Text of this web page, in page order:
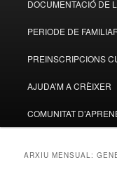
al
contingut
al
contingut
DOCUMENTACIÓ DE
PERIODE DE
PREINSCRIPCIONS
AJUDA’M A CRÈIXER
COMUNITAT
ARXIU MENSUAL: